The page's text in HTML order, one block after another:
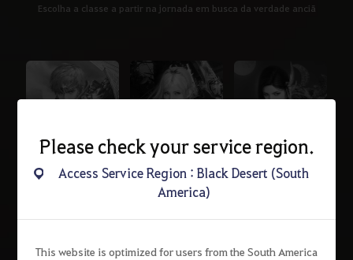
Please check your service region.
Access Service Region : Black Desert (South
America)
This website is optimized for users from the South America
Escolha a classe a partir na jornada em busca da verdade anciã
Guerreiro Caçadora Feiticeira